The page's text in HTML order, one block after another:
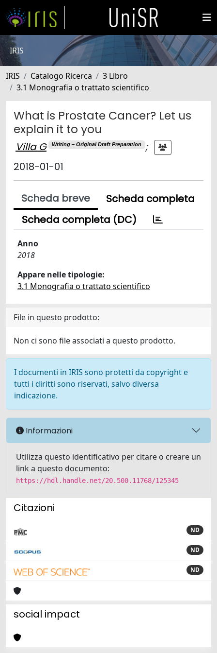
IRIS
IRIS Catalogo Ricerca
3 Libro
3.1 Monografia o trattato scientifico
What is Prostate Cancer? Let us
explain it to you
Villa G Writing – Original Draft Preparation
;
2018-01-01
Scheda breve
Scheda completa
Scheda completa (DC)
Anno
2018
Appare nelle tipologie:
3.1 Monografia o trattato scientifico
File in questo prodotto:
Non ci sono file associati a questo prodotto.
I documenti in IRIS sono protetti da copyright e
tutti i diritti sono riservati, salvo diversa
indicazione.
Informazioni
Utilizza questo identificativo per citare o creare un
link a questo documento:
https://hdl.handle.net/20.500.11768/125345
Citazioni
ND
ND
ND
social impact